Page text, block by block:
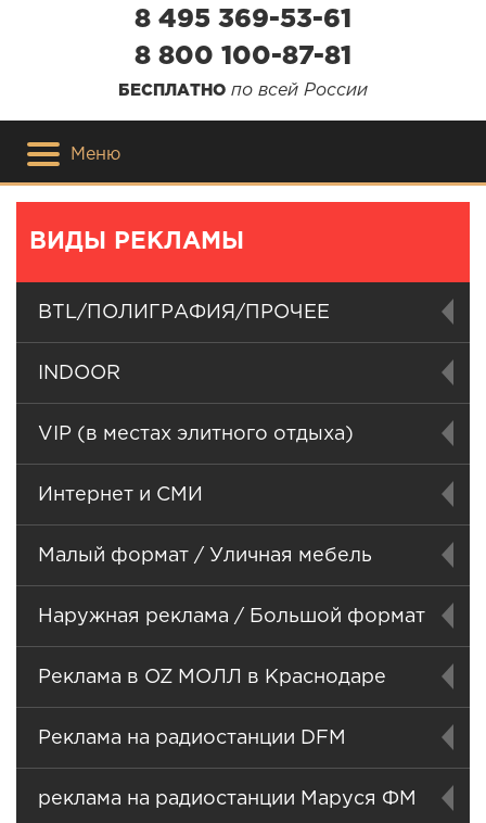
8 495 369-53-61
8 800 100-87-81
БЕСПЛАТНО по всей России
Меню
ВИДЫ РЕКЛАМЫ
BTL/ПОЛИГРАФИЯ/ПРОЧЕЕ
INDOOR
VIP (в местах элитного отдыха)
Интернет и СМИ
Малый формат / Уличная мебель
Наружная реклама / Большой формат
Реклама в OZ МОЛЛ в Краснодаре
Реклама на радиостанции DFM
реклама на радиостанции Маруся ФМ